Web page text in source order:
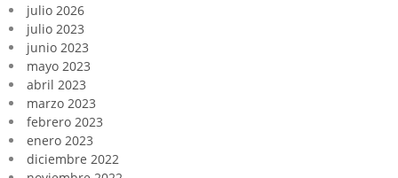
julio 2026
julio 2023
junio 2023
mayo 2023
abril 2023
marzo 2023
febrero 2023
enero 2023
diciembre 2022